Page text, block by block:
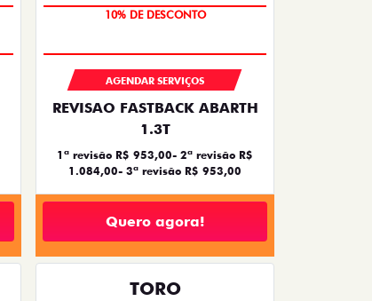
MÃO DE OBRA
AGENDAR SERVIÇOS
REVISAO FASTBACK ABARTH
1.3T
1ª revisão R$ 953,00- 2ª revisão R$
1.084,00- 3ª revisão R$ 953,00
Quero agora!
TORO